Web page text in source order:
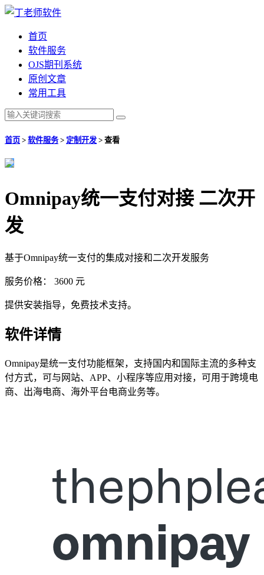
首页
软件服务
OJS期刊系统
原创文章
常用工具
首页 > 软件服务> 定制开发 > 查看
Omnipay统一支付对接 二次开
发
基于Omnipay统一支付的集成对接和二次开发服务
服务价格： 3600 元
提供安装指导，免费技术支持。
软件详情
Omnipay是统一支付功能框架，支持国内和国际主流的多种支
付方式，可与网站、APP、小程序等应用对接，可用于跨境电
商、出海电商、海外平台电商业务等。